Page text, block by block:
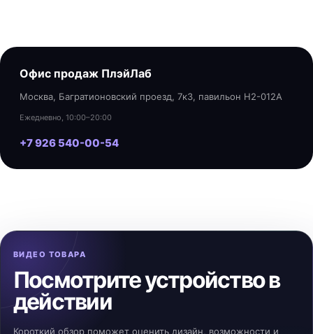
Офис продаж ПлэйЛаб
Москва, Багратионовский проезд, 7к3, павильон H2-012A
Ежедневно, 10:00–20:00
+7 926 540-00-54
ВИДЕО ТОВАРА
Посмотрите устройство в
действии
Короткий обзор поможет оценить дизайн, возможности и